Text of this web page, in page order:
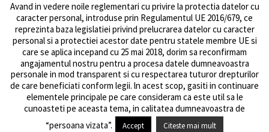
Anunt concurs
05/08/2026 inResurse umane / Achizitii
Intreruperi alimentare energie electrica
03/08/2026 Anunturi
© 2026 Primăria Comunei Jilava. Dev byows.ro
Avand in vedere noile reglementari cu privire la protectia datelor cu
caracter personal, introduse prin Regulamentul UE 2016/679, ce
reprezinta baza legislatiei privind prelucrarea datelor cu caracter
personal si a protectiei acestor date pentru statele membre UE si
care se aplica incepand cu 25 mai 2018, dorim sa reconfirmam
angajamentul nostru pentru a procesa datele dumneavoastra
personale in mod transparent si cu respectarea tuturor drepturilor
de care beneficiati conform legii. ln acest scop, gasiti in continuare
elementele principale pe care consideram ca este util sa le
cunoasteti pe aceasta tema, in calitatea dumneavoastra de
“persoana vizata”.
Accept Citeste mai mult